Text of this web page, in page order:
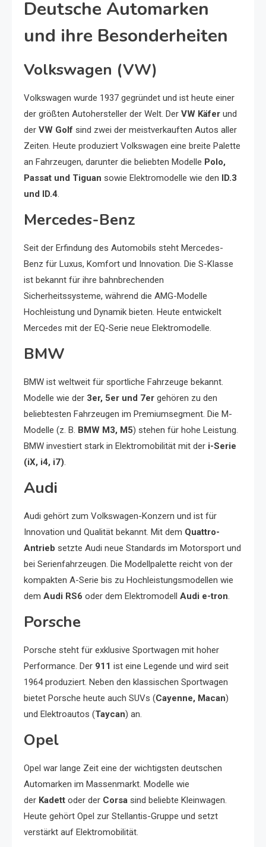
Deutsche Automarken
und ihre Besonderheiten
Volkswagen (VW)
Volkswagen wurde 1937 gegründet und ist heute einer
der größten Autohersteller der Welt. Der VW Käfer und
der VW Golf sind zwei der meistverkauften Autos aller
Zeiten. Heute produziert Volkswagen eine breite Palette
an Fahrzeugen, darunter die beliebten Modelle Polo,
Passat und Tiguan sowie Elektromodelle wie den ID.3
und ID.4.
Mercedes-Benz
Seit der Erfindung des Automobils steht Mercedes-
Benz für Luxus, Komfort und Innovation. Die S-Klasse
ist bekannt für ihre bahnbrechenden
Sicherheitssysteme, während die AMG-Modelle
Hochleistung und Dynamik bieten. Heute entwickelt
Mercedes mit der EQ-Serie neue Elektromodelle.
BMW
BMW ist weltweit für sportliche Fahrzeuge bekannt.
Modelle wie der 3er, 5er und 7er gehören zu den
beliebtesten Fahrzeugen im Premiumsegment. Die M-
Modelle (z. B. BMW M3, M5) stehen für hohe Leistung.
BMW investiert stark in Elektromobilität mit der i-Serie
(iX, i4, i7).
Audi
Audi gehört zum Volkswagen-Konzern und ist für
Innovation und Qualität bekannt. Mit dem Quattro-
Antrieb setzte Audi neue Standards im Motorsport und
bei Serienfahrzeugen. Die Modellpalette reicht von der
kompakten A-Serie bis zu Hochleistungsmodellen wie
dem Audi RS6 oder dem Elektromodell Audi e-tron.
Porsche
Porsche steht für exklusive Sportwagen mit hoher
Performance. Der 911 ist eine Legende und wird seit
1964 produziert. Neben den klassischen Sportwagen
bietet Porsche heute auch SUVs (Cayenne, Macan)
und Elektroautos (Taycan) an.
Opel
Opel war lange Zeit eine der wichtigsten deutschen
Automarken im Massenmarkt. Modelle wie
der Kadett oder der Corsa sind beliebte Kleinwagen.
Heute gehört Opel zur Stellantis-Gruppe und setzt
verstärkt auf Elektromobilität.